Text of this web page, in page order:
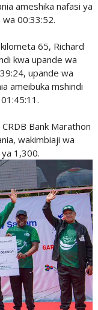
ameshika nafasi ya
00:33:52.
65, Richard
kwa upande wa
upande wa
ameibuka mshindi
Bank Marathon
wakimbiaji wa
1,300.